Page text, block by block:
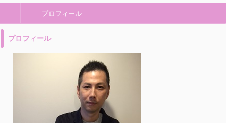
プロフィール
プロフィール